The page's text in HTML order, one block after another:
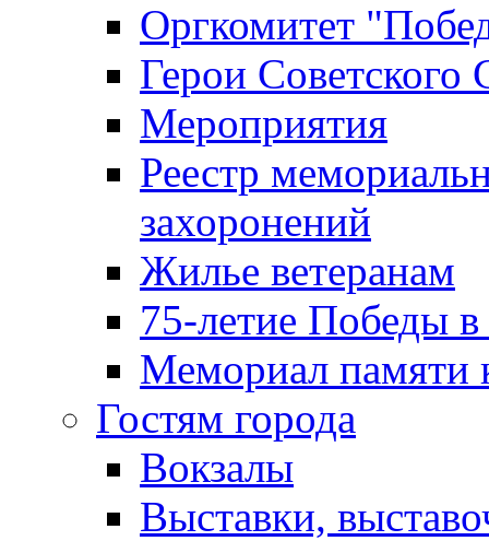
Оргкомитет
Герои Советского
Мероприятия
Реестр
захоронений
Жилье ветеранам
75-летие Победы
Мемориал памяти
Гостям города
Вокзалы
Выставки,